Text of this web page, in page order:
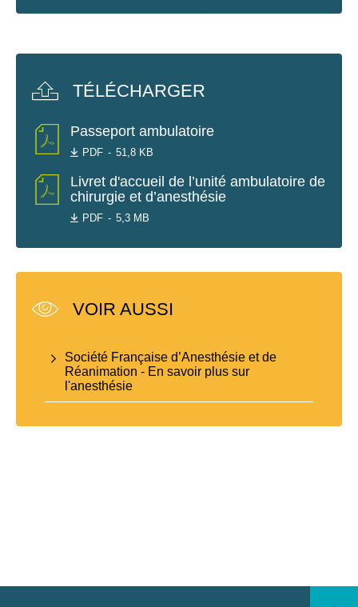
TÉLÉCHARGER
Passeport ambulatoire
PDF 51,8 KB
Livret d'accueil de l’unité ambulatoire de
chirurgie et d’anesthésie
PDF 5,3 MB
VOIR AUSSI
Société Française d’Anesthésie et de
Réanimation - En savoir plus sur
l'anesthésie